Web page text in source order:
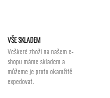
VŠE SKLADEM
Veškeré zboží na našem e-
shopu máme skladem a
můžeme je proto okamžitě
expedovat.